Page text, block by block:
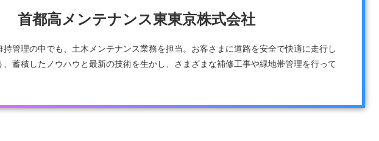
首都高メンテナンス東東京株式会社
持管理の中でも、土木メンテナンス業務を担当。お客さまに道路を安全で快適に走行し
、蓄積したノウハウと最新の技術を生かし、さまざまな補修工事や緑地帯管理を行って